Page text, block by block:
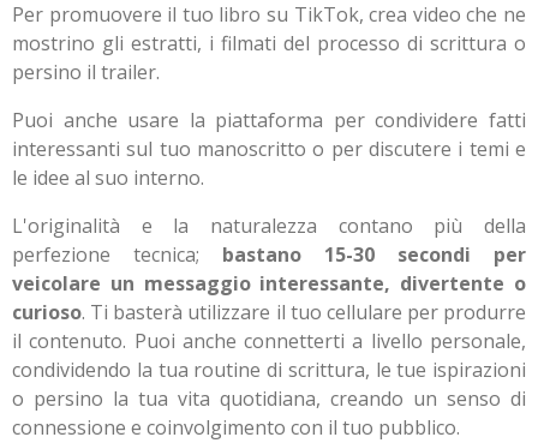
Per promuovere il tuo libro su TikTok, crea video che ne
mostrino gli estratti, i filmati del processo di scrittura o
persino il trailer.
Puoi anche usare la piattaforma per condividere fatti
interessanti sul tuo manoscritto o per discutere i temi e
le idee al suo interno.
L'originalità e la naturalezza contano più della
perfezione tecnica; bastano 15-30 secondi per
veicolare un messaggio interessante, divertente o
curioso. Ti basterà utilizzare il tuo cellulare per produrre
il contenuto. Puoi anche connetterti a livello personale,
condividendo la tua routine di scrittura, le tue ispirazioni
o persino la tua vita quotidiana, creando un senso di
connessione e coinvolgimento con il tuo pubblico.